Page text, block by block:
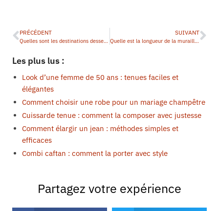
PRÉCÉDENT
Quelles sont les destinations desservies par l’aéroport de Tours ?
SUIVANT
Quelle est la longueur de la muraille de Chine ?
Les plus lus :
Look d’une femme de 50 ans : tenues faciles et
élégantes
Comment choisir une robe pour un mariage champêtre
Cuissarde tenue : comment la composer avec justesse
Comment élargir un jean : méthodes simples et
efficaces
Combi caftan : comment la porter avec style
Partagez votre expérience